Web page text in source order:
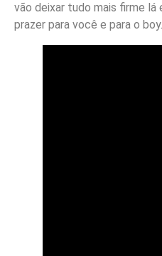
vão deixar tudo mais firme lá
prazer para você e para o boy.